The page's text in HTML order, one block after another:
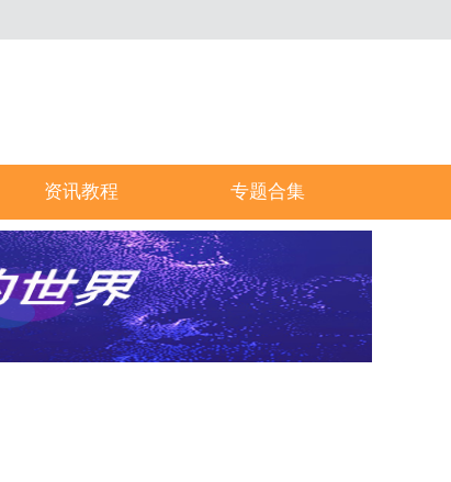
资讯教程 专题合集